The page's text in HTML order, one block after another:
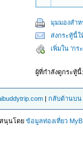
มุมมองสำ
ส่งกระทู้นี้ใ
เพิ่มใน 'กร
ผู้ที่กำลังดูกระทู้นี้
|กลับด้านบน
นุนโดยข้อมูลท่องเที่ยว